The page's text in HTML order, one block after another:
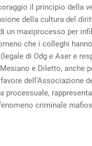
il principio della
della cultura del
un maxiprocesso per
che i colleghi
di Odg e Aser e
e Diletto, anche
dell’Associazione
criminale